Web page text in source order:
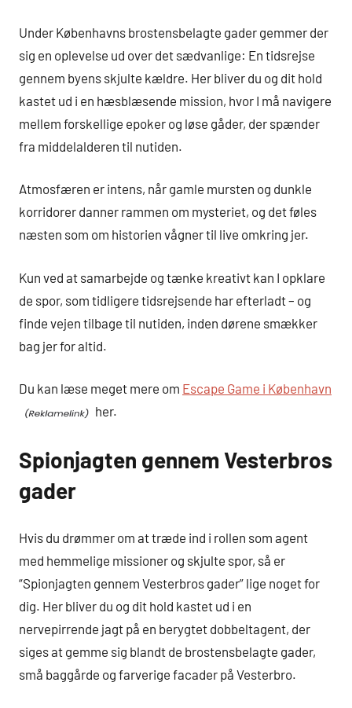
Under Københavns brostensbelagte gader gemmer der
sig en oplevelse ud over det sædvanlige: En tidsrejse
gennem byens skjulte kældre. Her bliver du og dit hold
kastet ud i en hæsblæsende mission, hvor I må navigere
mellem forskellige epoker og løse gåder, der spænder
fra middelalderen til nutiden.
Atmosfæren er intens, når gamle mursten og dunkle
korridorer danner rammen om mysteriet, og det føles
næsten som om historien vågner til live omkring jer.
Kun ved at samarbejde og tænke kreativt kan I opklare
de spor, som tidligere tidsrejsende har efterladt – og
finde vejen tilbage til nutiden, inden dørene smækker
bag jer for altid.
Du kan læse meget mere om Escape Game i København
her.
Spionjagten gennem Vesterbros
gader
Hvis du drømmer om at træde ind i rollen som agent
med hemmelige missioner og skjulte spor, så er
“Spionjagten gennem Vesterbros gader” lige noget for
dig. Her bliver du og dit hold kastet ud i en
nervepirrende jagt på en berygtet dobbeltagent, der
siges at gemme sig blandt de brostensbelagte gader,
små baggårde og farverige facader på Vesterbro.